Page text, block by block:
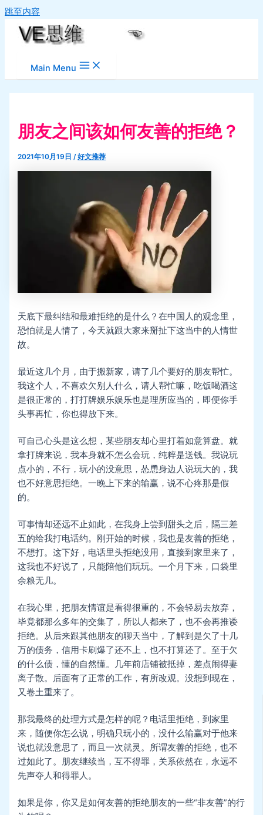
跳至内容
Main Menu
朋友之间该如何友善的拒绝？
2021年10月19日/好文推荐
天底下最纠结和最难拒绝的是什么？在中国人的观念里，
恐怕就是人情了，今天就跟大家来掰扯下这当中的人情世
故。
最近这几个月，由于搬新家，请了几个要好的朋友帮忙。
我这个人，不喜欢欠别人什么，请人帮忙嘛，吃饭喝酒这
是很正常的，打打牌娱乐娱乐也是理所应当的，即便你手
头事再忙，你也得放下来。
可自己心头是这么想，某些朋友却心里打着如意算盘。就
拿打牌来说，我本身就不怎么会玩，纯粹是送钱。我说玩
点小的，不行，玩小的没意思，怂恿身边人说玩大的，我
也不好意思拒绝。一晚上下来的输赢，说不心疼那是假
的。
可事情却还远不止如此，在我身上尝到甜头之后，隔三差
五的给我打电话约。刚开始的时候，我也是友善的拒绝，
不想打。这下好，电话里头拒绝没用，直接到家里来了，
这我也不好说了，只能陪他们玩玩。一个月下来，口袋里
余粮无几。
在我心里，把朋友情谊是看得很重的，不会轻易去放弃，
毕竟都那么多年的交集了，所以人都来了，也不会再推诿
拒绝。从后来跟其他朋友的聊天当中，了解到是欠了十几
万的债务，信用卡刷爆了还不上，也不打算还了。至于欠
的什么债，懂的自然懂。几年前店铺被抵掉，差点闹得妻
离子散。后面有了正常的工作，有所改观。没想到现在，
又卷土重来了。
那我最终的处理方式是怎样的呢？电话里拒绝，到家里
来，随便你怎么说，明确只玩小的，没什么输赢对于他来
说也就没意思了，而且一次就灵。所谓友善的拒绝，也不
过如此了。朋友继续当，互不得罪，关系依然在，永远不
先声夺人和得罪人。
如果是你，你又是如何友善的拒绝朋友的一些“非友善”的行